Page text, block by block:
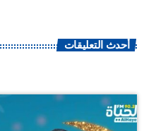
أحدث التعليقات